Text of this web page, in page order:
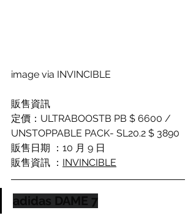
image via INVINCIBLE
販售資訊
定價： ULTRABOOSTB PB $ 6600 /
UNSTOPPABLE PACK- SL20.2 $ 3890
販售日期 ：10 月 9 日
販售資訊 ： INVINCIBLE
adidas DAME 7